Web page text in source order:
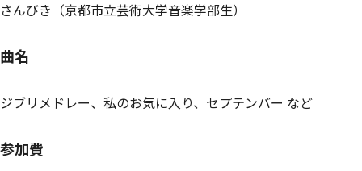
さんびき（京都市立芸術大学音楽学部生）
曲名
ジブリメドレー、私のお気に入り、セプテンバー など
参加費